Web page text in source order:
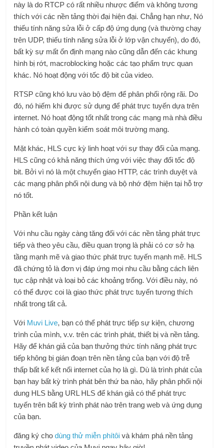
này là do RTCP có rất nhiều nhược điểm và không tương
thích với các nền tảng thời đại hiện đại. Chẳng hạn như, Nó
thiếu tính năng sửa lỗi ở cấp độ ứng dụng (và thường chạy
trên UDP, thiếu tính năng sửa lỗi ở lớp vận chuyển), do đó,
bất kỳ sự mất ổn định mạng nào cũng dẫn đến các khung
hình bị rớt, macroblocking hoặc các tạo phẩm trực quan
khác. Nó hoạt động với tốc độ bit của video.
RTSP cũng khó lưu vào bộ đệm để phân phối rộng rãi. Do
đó, nó hiếm khi được sử dụng để phát trực tuyến dựa trên
internet. Nó hoạt động tốt nhất trong các mạng mà nhà điều
hành có toàn quyền kiểm soát môi trường mạng.
Mặt khác, HLS cực kỳ linh hoạt với sự thay đổi của mạng.
HLS cũng có khả năng thích ứng với việc thay đổi tốc độ
bit. Bởi vì nó là một chuyển giao HTTP, các trình duyệt và
các mạng phân phối nội dung và bộ nhớ đệm hiện tại hỗ trợ
nó tốt.
Phần kết luận
Với nhu cầu ngày càng tăng đối với các nền tảng phát trực
tiếp và theo yêu cầu, điều quan trọng là phải có cơ sở hạ
tầng mạnh mẽ và giao thức phát trực tuyến mạnh mẽ. HLS
đã chứng tỏ là đơn vị đáp ứng mọi nhu cầu bằng cách liên
tục cập nhật và loại bỏ các khoảng trống. Với điều này, nó
có thể được coi là giao thức phát trực tuyến tương thích
nhất trong tất cả.
Với Muvi Live, bạn có thể phát trực tiếp sự kiện, chương
trình của mình, v.v. trên các trình phát, thiết bị và nền tảng.
Hãy để khán giả của bạn thưởng thức tính năng phát trực
tiếp không bị gián đoạn trên nền tảng của bạn với độ trễ
thấp bất kể kết nối internet của họ là gì. Dù là trình phát của
bạn hay bất kỳ trình phát bên thứ ba nào, hãy phân phối nội
dung HLS bằng URL HLS để khán giả có thể phát trực
tuyến trên bất kỳ trình phát nào trên trang web và ứng dụng
của bạn.
đăng ký chodùng thử miễn phítôi và khám phá nền tảng